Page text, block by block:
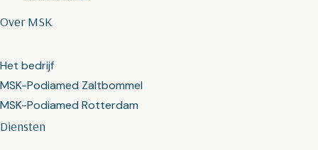
Diensten
Over MSK
Het bedrijf
MSK-Podiamed Zaltbommel
MSK-Podiamed Rotterdam